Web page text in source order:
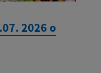
2026 o